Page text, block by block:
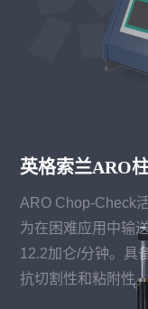
英格索兰ARO
ARO Chop-Check
为在困难应用中输
12.2加仑/分钟。具
抗切割性和粘附性